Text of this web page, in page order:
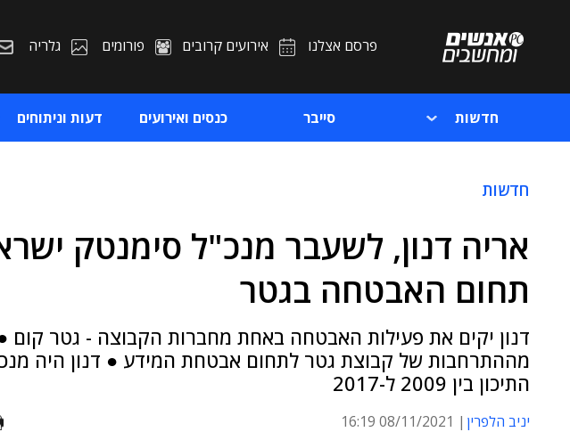
פרסם אצלנו אירועים קרובים פורומים גלריה
חדשות סייבר כנסים ואירועים דעות וניתוחים
חדשות
אריה דנון, לשעבר מנכ"ל סימנטק
תחום האבטחה בגטר
דנון יקים את פעילות האבטחה באחת מחברות הקבוצה - גטר
מההתרחבות של קבוצת גטר לתחום אבטחת המידע ● דנון היה
התיכון בין 2009 ל-2017
יניב הלפרין 08/11/2021 16:19